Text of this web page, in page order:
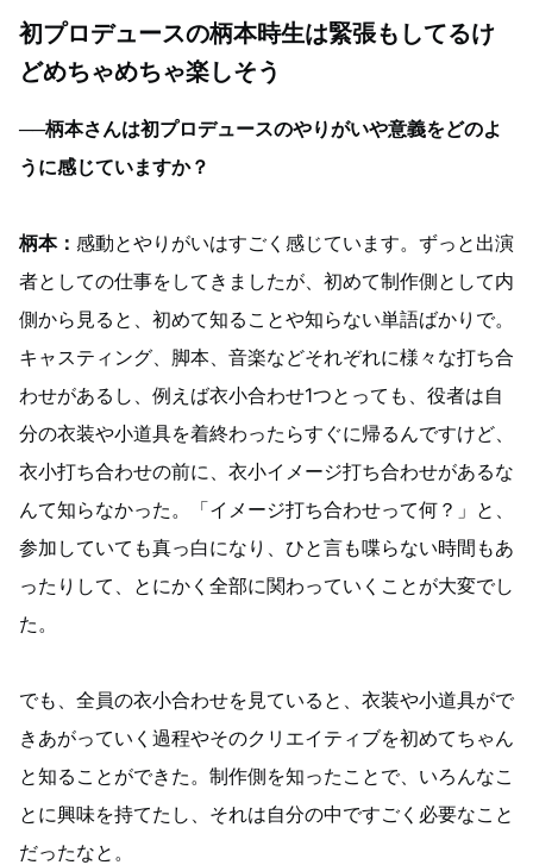
初プロデュースの柄本時生は緊張もしてるけ
どめちゃめちゃ楽しそう
──柄本さんは初プロデュースのやりがいや意義をどのよ
うに感じていますか？
柄本： 感動とやりがいはすごく感じています。ずっと出演
者としての仕事をしてきましたが、初めて制作側として内
側から見ると、初めて知ることや知らない単語ばかりで。
キャスティング、脚本、音楽などそれぞれに様々な打ち合
わせがあるし、例えば衣小合わせ1つとっても、役者は自
分の衣装や小道具を着終わったらすぐに帰るんですけど、
衣小打ち合わせの前に、衣小イメージ打ち合わせがあるな
んて知らなかった。「イメージ打ち合わせって何？」と、
参加していても真っ白になり、ひと言も喋らない時間もあ
ったりして、とにかく全部に関わっていくことが大変でし
た。
でも、全員の衣小合わせを見ていると、衣装や小道具がで
きあがっていく過程やそのクリエイティブを初めてちゃん
と知ることができた。制作側を知ったことで、いろんなこ
とに興味を持てたし、それは自分の中ですごく必要なこと
だったなと。